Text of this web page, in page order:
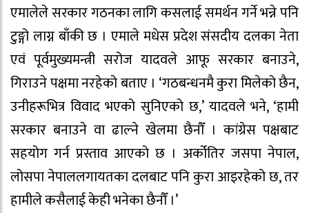
एमालेले सरकार गठनका लागि कसलाई समर्थन गर्ने भन्ने पनि
टुङ्गो लाग्न बाँकी छ । एमाले मधेस प्रदेश संसदीय दलका नेता
एवं पूर्वमुख्यमन्त्री सरोज यादवले आफू सरकार बनाउने,
गिराउने पक्षमा नरहेको बताए । ‘गठबन्धनमै कुरा मिलेको छैन,
उनीहरूभित्र विवाद भएको सुनिएको छ,’ यादवले भने, ‘हामी
सरकार बनाउने वा ढाल्ने खेलमा छैनौँ । कांग्रेस पक्षबाट
सहयोग गर्न प्रस्ताव आएको छ । अर्कोतिर जसपा नेपाल,
लोसपा नेपाललगायतका दलबाट पनि कुरा आइरहेको छ, तर
हामीले कसैलाई केही भनेका छैनौँ ।’